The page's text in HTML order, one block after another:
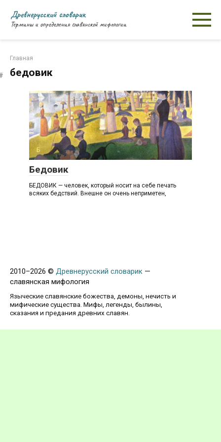
контенту
Древнерусский словарик
Термины и определения славянской мифологии
Главная
бедовик
Б
Бедовик
БЕДОВИК — человек, который носит на себе печать
всяких бедствий. Внешне он очень неприметен,
2010–2026 © Древнерусский словарик —
славянская мифология
Языческие славянские божества, демоны, нечисть и
мифические существа. Мифы, легенды, былины,
сказания и предания древних славян.